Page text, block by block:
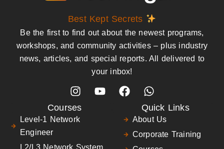
Best Kept Secrets
Be the first to find out about the newest programs,
workshops, and community activities – plus industry
news, articles, and special reports. All delivered to
your inbox!
Courses
Level-1 Network
Engineer
Quick Links
About Us
Corporate Training